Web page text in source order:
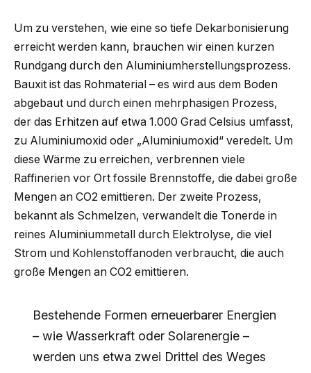
Um zu verstehen, wie eine so tiefe Dekarbonisierung
erreicht werden kann, brauchen wir einen kurzen
Rundgang durch den Aluminiumherstellungsprozess.
Bauxit ist das Rohmaterial – es wird aus dem Boden
abgebaut und durch einen mehrphasigen Prozess,
der das Erhitzen auf etwa 1.000 Grad Celsius umfasst,
zu Aluminiumoxid oder „Aluminiumoxid“ veredelt. Um
diese Wärme zu erreichen, verbrennen viele
Raffinerien vor Ort fossile Brennstoffe, die dabei große
Mengen an CO2 emittieren. Der zweite Prozess,
bekannt als Schmelzen, verwandelt die Tonerde in
reines Aluminiummetall durch Elektrolyse, die viel
Strom und Kohlenstoffanoden verbraucht, die auch
große Mengen an CO2 emittieren.
Bestehende Formen erneuerbarer Energien
– wie Wasserkraft oder Solarenergie –
werden uns etwa zwei Drittel des Weges